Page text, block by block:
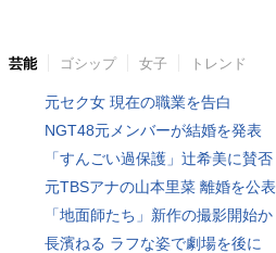
芸能 ゴシップ 女子 トレンド
元セク女 現在の職業を告白
NGT48元メンバーが結婚を発表
「すんごい過保護」辻希美に賛否
元TBSアナの山本里菜 離婚を公表
「地面師たち」新作の撮影開始か
長濱ねる ラフな姿で劇場を後に